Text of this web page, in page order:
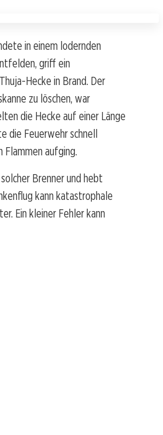
in einem lodernden
griff ein
Hecke in Brand. Der
zu löschen, war
die Hecke auf einer Länge
die Feuerwehr schnell
Flammen aufging.
Brenner und hebt
kann katastrophale
Ein kleiner Fehler kann